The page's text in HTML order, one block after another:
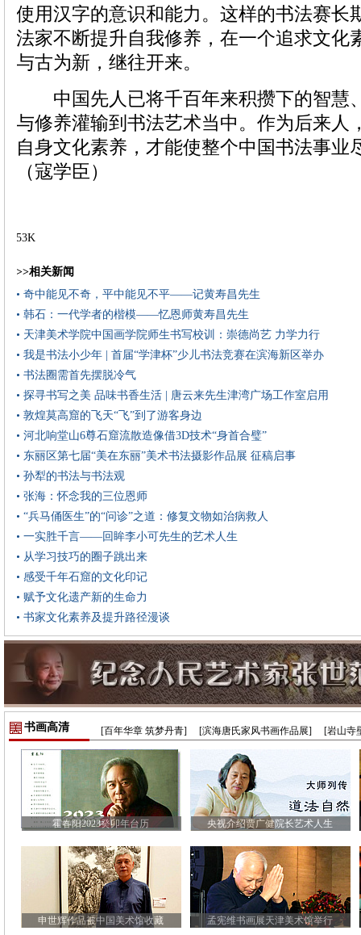
使用汉字的意识和能力。这样的书法赛长
法家不断提升自我修养，在一个追求文化
与古为新，继往开来。
中国先人已将千百年来积攒下的智慧
与修养灌输到书法艺术当中。作为后来人
自身文化素养，才能使整个中国书法事业
（寇学臣）
53K
>>相关新闻
• 奇中能见不奇，平中能见不平——记黄寿昌先生
• 韩石：一代学者的楷模——忆恩师黄寿昌先生
• 天津美术学院中国画学院师生书写校训：崇德尚艺 力学力行
• 我是书法小少年 | 首届“学津杯”少儿书法竞赛在滨海新区举办
• 书法圈需首先摆脱冷气
• 探寻书写之美 品味书香生活 | 唐云来先生津湾广场工作室启用
• 敦煌莫高窟的飞天“飞”到了游客身边
• 河北响堂山6尊石窟流散造像借3D技术“身首合璧”
• 东丽区第七届“美在东丽”美术书法摄影作品展 征稿启事
• 孙犁的书法与书法观
• 张海：怀念我的三位恩师
• “兵马俑医生”的“问诊”之道：修复文物如治病救人
• 一实胜千言——回眸李小可先生的艺术人生
• 从学习技巧的圈子跳出来
• 感受千年石窟的文化印记
• 赋予文化遗产新的生命力
• 书家文化素养及提升路径漫谈
书画高清 [百年华章 筑梦丹青] [滨海唐氏家风书画作品展] [岩山寺
霍春阳2023癸卯年台历 央视介绍贾广健院长艺术人生
申世辉作品被中国美术馆收藏 孟宪维书画展天津美术馆举行